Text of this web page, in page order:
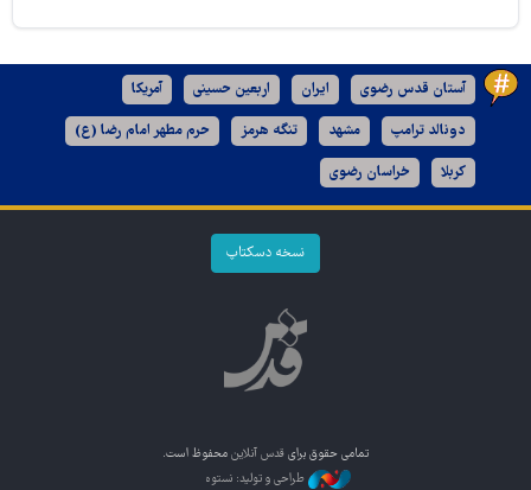
آستان قدس رضوی ایران اربعین حسینی آمریکا
دونالد ترامپ مشهد تنگه هرمز حرم مطهر امام رضا (ع)
کربلا خراسان رضوی
نسخه دسکتاپ
تمامی حقوق برای قدس آنلاین محفوظ است.
طراحی و تولید: نستوه